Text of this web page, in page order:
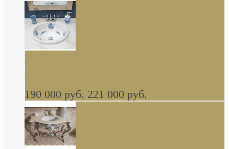
Decorated Bathroom раковина овальная
встраиваемая для ванной с рисунком синяя
роза В НАЛИЧИИ
190 000 руб. 221 000 руб.